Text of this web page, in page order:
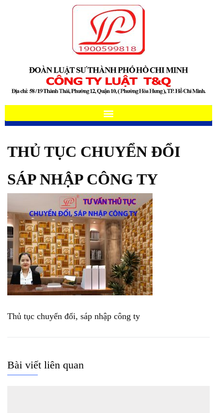
THỦ TỤC CHUYỂN ĐỔI
SÁP NHẬP CÔNG TY
Thủ tục chuyển đổi, sáp nhập công ty
Bài viết liên quan